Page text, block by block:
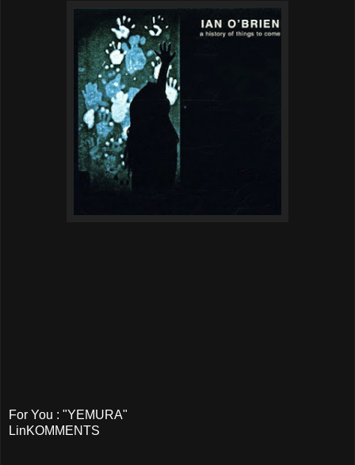
For You : "YEMURA"
LinKOMMENTS